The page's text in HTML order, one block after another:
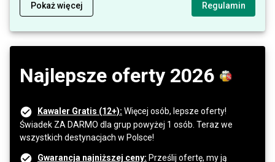
Pokaż więcej Regulamin
Najlepsze oferty 2026
Kawaler Gratis (12+): Więcej osób, lepsze oferty!
Świadek ZA DARMO dla grup powyżej 1 osób. Teraz we
wszystkich destynacjach w Polsce!
Gwarancja najniższej ceny: Prześlij ofertę, my ją